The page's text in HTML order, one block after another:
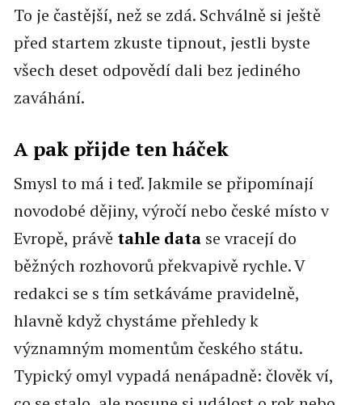
To je častější, než se zdá. Schválně si ještě
před startem zkuste tipnout, jestli byste
všech deset odpovědí dali bez jediného
zaváhání.
A pak přijde ten háček
Smysl to má i teď. Jakmile se připomínají
novodobé dějiny, výročí nebo české místo v
Evropě, právě tahle datase vracejí do
běžných rozhovorů překvapivě rychle. V
redakci se s tím setkáváme pravidelně,
hlavně když chystáme přehledy k
významným momentům českého státu.
Typický omyl vypadá nenápadně: člověk ví,